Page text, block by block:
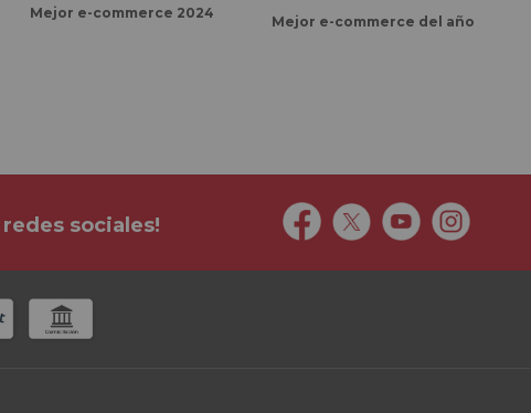
Mejor e-commerce 2024
Mejor e-commerce del año
sociales!